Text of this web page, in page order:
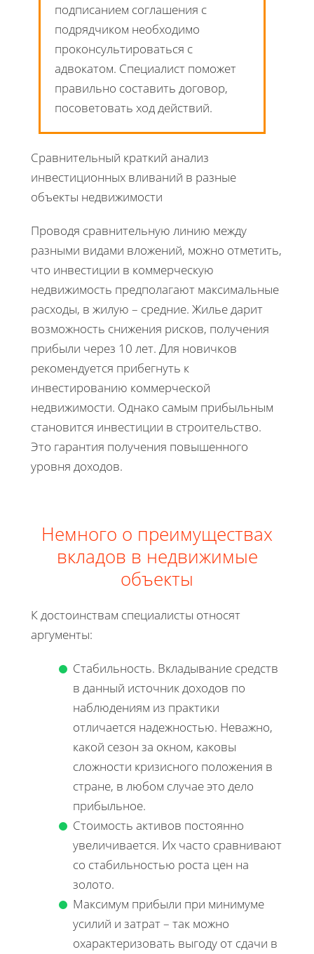
подписанием соглашения с
подрядчиком необходимо
проконсультироваться с
адвокатом. Специалист поможет
правильно составить договор,
посоветовать ход действий.
Сравнительный краткий анализ
инвестиционных вливаний в разные
объекты недвижимости
Проводя сравнительную линию между
разными видами вложений, можно отметить,
что инвестиции в коммерческую
недвижимость предполагают максимальные
расходы, в жилую – средние. Жилье дарит
возможность снижения рисков, получения
прибыли через 10 лет. Для новичков
рекомендуется прибегнуть к
инвестированию коммерческой
недвижимости. Однако самым прибыльным
становится инвестиции в строительство.
Это гарантия получения повышенного
уровня доходов.
Немного о преимуществах
вкладов в недвижимые
объекты
К достоинствам специалисты относят
аргументы:
Стабильность. Вкладывание средств
в данный источник доходов по
наблюдениям из практики
отличается надежностью. Неважно,
какой сезон за окном, каковы
сложности кризисного положения в
стране, в любом случае это дело
прибыльное.
Стоимость активов постоянно
увеличивается. Их часто сравнивают
со стабильностью роста цен на
золото.
Максимум прибыли при минимуме
усилий и затрат – так можно
охарактеризовать выгоду от сдачи в